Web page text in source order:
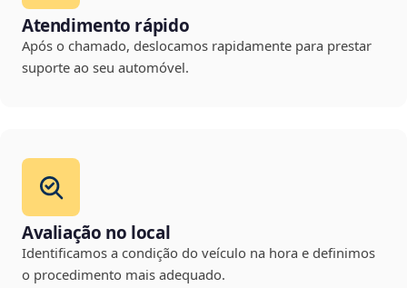
Atendimento rápido
Após o chamado, deslocamos rapidamente para prestar
suporte ao seu automóvel.
Avaliação no local
Identificamos a condição do veículo na hora e definimos
o procedimento mais adequado.